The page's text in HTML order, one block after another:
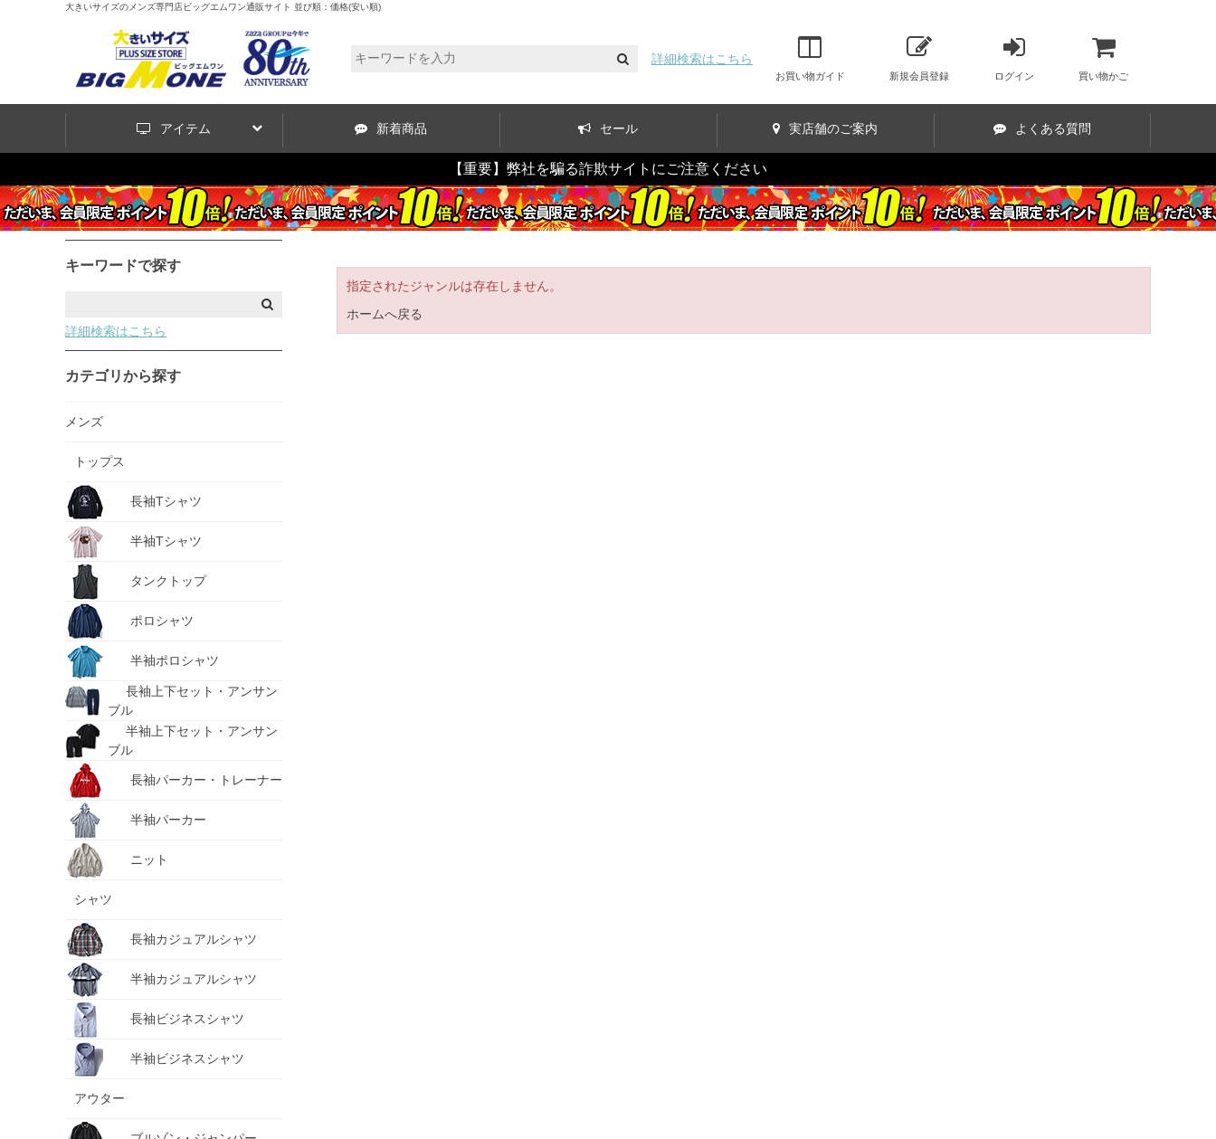
大きいサイズのメンズ専門店ビッグエムワン通販サイト 並び順：価格(安い順)
詳細検索はこちら
お買い物ガイド 新規会員登録 ログイン 買い物かご
アイテム 新着商品 セール 実店舗のご案内 よくある質問
【重要】弊社を騙る詐欺サイトにご注意ください
キーワードで探す
詳細検索はこちら
カテゴリから探す
メンズ
トップス
長袖Tシャツ
半袖Tシャツ
タンクトップ
ポロシャツ
半袖ポロシャツ
長袖上下セット・アンサン
ブル
半袖上下セット・アンサン
ブル
長袖パーカー・トレーナー
半袖パーカー
ニット
シャツ
長袖カジュアルシャツ
半袖カジュアルシャツ
長袖ビジネスシャツ
半袖ビジネスシャツ
アウター
指定されたジャンルは存在しません。
ホームへ戻る